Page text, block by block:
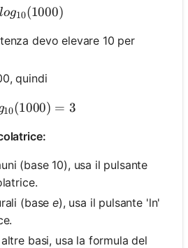
log_{10}(1000)
log10(1000)
devo elevare 10 per
quindi
log_{10}(1000) = 3
10(1000) = 3
(base 10), usa il pulsante
(basee), usa il pulsante 'ln'
basi, usa la formula del